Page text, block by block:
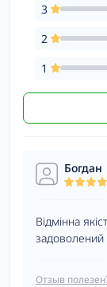
3
2
1
Богдан
Відмінна
задоволений
Отзыв